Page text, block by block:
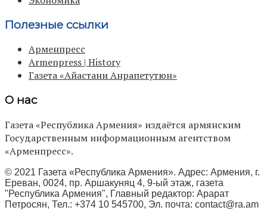
Полезные ссылки
Арменпресс
Armenpress | History
Газета «Айастани Анрапетутюн»
О нас
Газета «Республика Армения» издаётся армянским
Государственным информационным агентством
«Арменпресс».
© 2021 Газета «Республика Армения». Адрес: Армения, г.
Ереван, 0024, пр. Аршакуняц 4, 9-ый этаж, газета
"Республика Армения", Главный редактор: Арарат
Петросян, Тел.: +374 10 545700, Эл. почта: contact@ra.am